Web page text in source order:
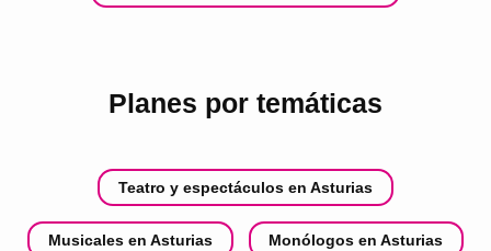
Planes por temáticas
Teatro y espectáculos en Asturias
Musicales en Asturias Monólogos en Asturias